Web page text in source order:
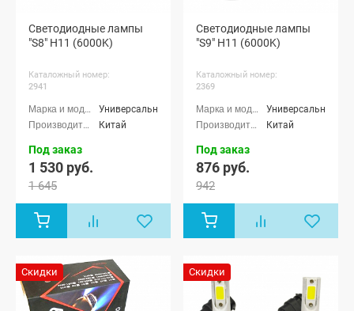
Светодиодные лампы
"S8" H11 (6000K)
Каталожный номер:
2941
Универсальные
Китай
Под заказ
1 530 руб.
1 645
Светодиодные лампы
"S9" H11 (6000K)
Каталожный номер:
2369
Универсальные
Китай
Под заказ
876 руб.
942
Скидки Скидки